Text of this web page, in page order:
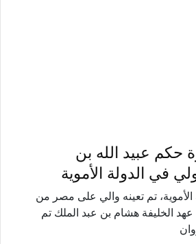
حكم عبيد الله بن
في الدولة الأموية
تم تعينه والي على مصر من
وفي عهد الخليفة هشام بن عبد الملك تم